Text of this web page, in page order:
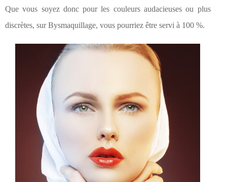
Que vous soyez donc pour les couleurs audacieuses ou plus
discrètes, sur Bysmaquillage, vous pourriez être servi à 100 %.